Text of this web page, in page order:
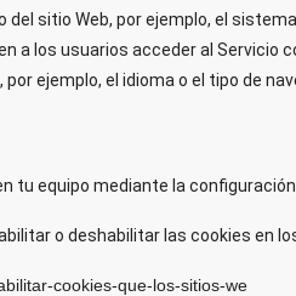
sitio Web, por ejemplo, el
a los usuarios acceder al
ejemplo, el idioma o el tipo de
tu equipo mediante la
o deshabilitar las cookies en
cookies-que-los-sitios-we